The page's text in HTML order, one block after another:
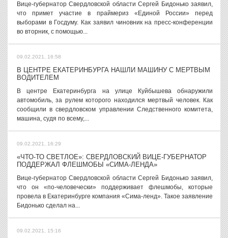
Вице-губернатор Свердловской области Сергей Бидонько заявил,
что примет участие в праймериз «Единой России» перед
выборами в Госдуму. Как заявил чиновник на пресс-конференции
во вторник, с помощью...
09.02.2021, 16:58
В ЦЕНТРЕ ЕКАТЕРИНБУРГА НАШЛИ МАШИНУ С МЕРТВЫМ
ВОДИТЕЛЕМ
В центре Екатеринбурга на улице Куйбышева обнаружили
автомобиль, за рулем которого находился мертвый человек. Как
сообщили в свердловском управлении Следственного комитета,
машина, судя по всему,...
09.02.2021, 16:29
«ЧТО-ТО СВЕТЛОЕ»: СВЕРДЛОВСКИЙ ВИЦЕ-ГУБЕРНАТОР
ПОДДЕРЖАЛ ФЛЕШМОБЫ «СИМА-ЛЕНДА»
Вице-губернатор Свердловской области Сергей Бидонько заявил,
что он «по-человечески» поддерживает флешмобы, которые
провела в Екатеринбурге компания «Сима-ленд». Такое заявление
Бидонько сделал на...
09.02.2021, 15:16